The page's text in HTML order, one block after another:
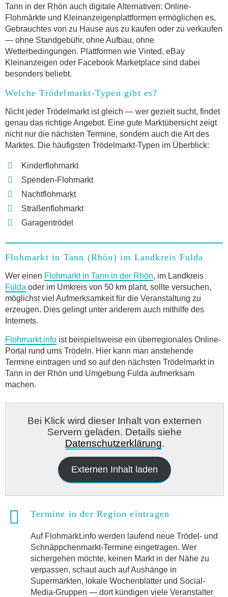
Tann in der Rhön auch digitale Alternativen: Online-
Flohmärkte und Kleinanzeigenplattformen ermöglichen es,
Gebrauchtes von zu Hause aus zu kaufen oder zu verkaufen
— ohne Standgebühr, ohne Aufbau, ohne
Wetterbedingungen. Plattformen wie Vinted, eBay
Kleinanzeigen oder Facebook Marketplace sind dabei
besonders beliebt.
Welche Trödelmarkt-Typen gibt es?
Nicht jeder Trödelmarkt ist gleich — wer gezielt sucht, findet
genau das richtige Angebot. Eine gute Marktübersicht zeigt
nicht nur die nächsten Termine, sondern auch die Art des
Marktes. Die häufigsten Trödelmarkt-Typen im Überblick:
Kinderflohmarkt
Spenden-Flohmarkt
Nachtflohmarkt
Straßenflohmarkt
Garagentrödel
Flohmarkt in Tann (Rhön) im Landkreis Fulda
Wer einen Flohmarkt in Tann in der Rhön, im Landkreis
Fulda oder im Umkreis von 50 km plant, sollte versuchen,
möglichst viel Aufmerksamkeit für die Veranstaltung zu
erzeugen. Dies gelingt unter anderem auch mithilfe des
Internets.
Flohmarkt.info ist beispielsweise ein überregionales Online-
Portal rund ums Trödeln. Hier kann man anstehende
Termine eintragen und so auf den nächsten Trödelmarkt in
Tann in der Rhön und Umgebung Fulda aufmerksam
machen.
Bei Klick wird dieser Inhalt von externen
Servern geladen. Details siehe
Datenschutzerklärung.
Externen Inhalt laden
Termine in der Region eintragen
Auf Flohmarkt.info werden laufend neue Trödel- und
Schnäppchenmarkt-Termine eingetragen. Wer
sichergehen möchte, keinen Markt in der Nähe zu
verpassen, schaut auch auf Aushänge in
Supermärkten, lokale Wochenblätter und Social-
Media-Gruppen — dort kündigen viele Veranstalter